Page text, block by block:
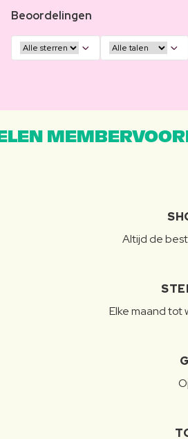
Beoordelingen
Altijd de
Elke maand tot